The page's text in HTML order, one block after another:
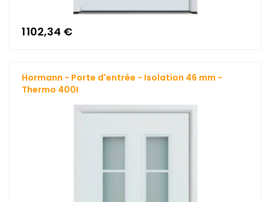
1 102,34 €
Hormann - Porte d'entrée - Isolation 46 mm -
Thermo 400I